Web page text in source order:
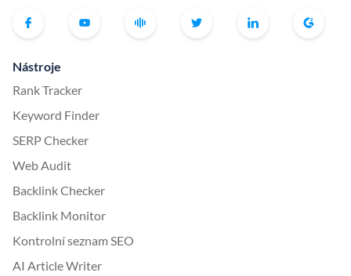
Nástroje
Rank Tracker
Keyword Finder
SERP Checker
Web Audit
Backlink Checker
Backlink Monitor
Kontrolní seznam SEO
AI Article Writer